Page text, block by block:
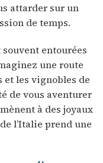
attarder sur un
de temps.
entourées
une route
les vignobles de
de vous aventurer
à des joyaux
l’Italie prend une